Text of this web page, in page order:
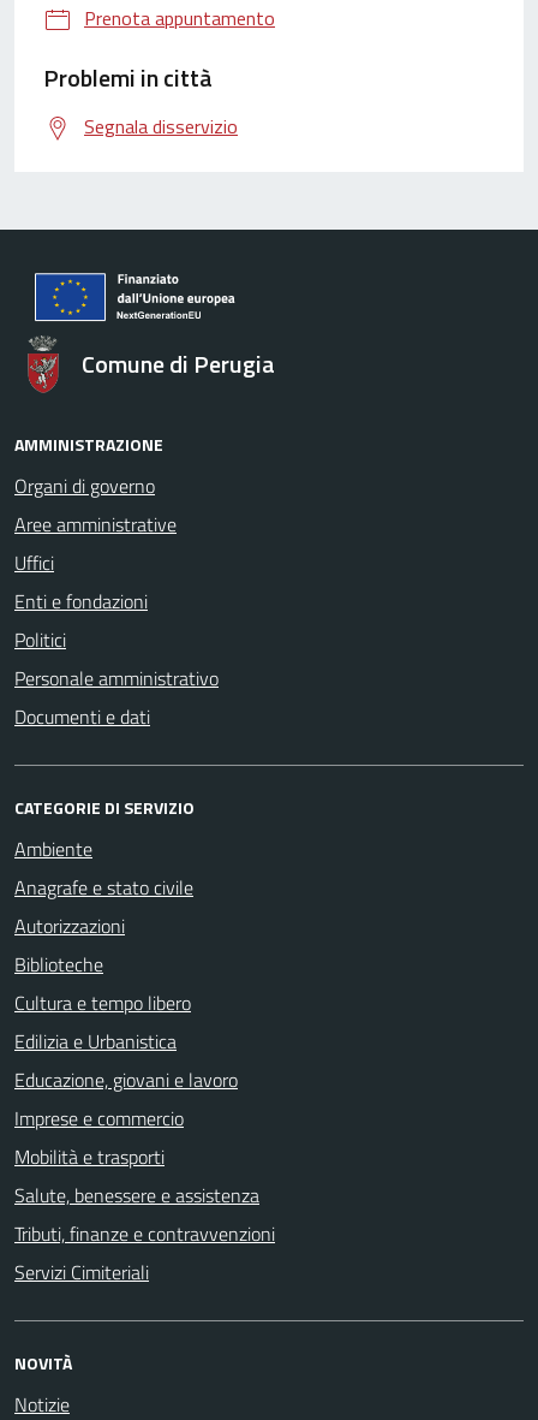
Prenota appuntamento
Problemi in città
Segnala disservizio
Comune di Perugia
AMMINISTRAZIONE
Organi di governo
Aree amministrative
Uffici
Enti e fondazioni
Politici
Personale amministrativo
Documenti e dati
CATEGORIE DI SERVIZIO
Ambiente
Anagrafe e stato civile
Autorizzazioni
Biblioteche
Cultura e tempo libero
Edilizia e Urbanistica
Educazione, giovani e lavoro
Imprese e commercio
Mobilità e trasporti
Salute, benessere e assistenza
Tributi, finanze e contravvenzioni
Servizi Cimiteriali
NOVITÀ
Notizie